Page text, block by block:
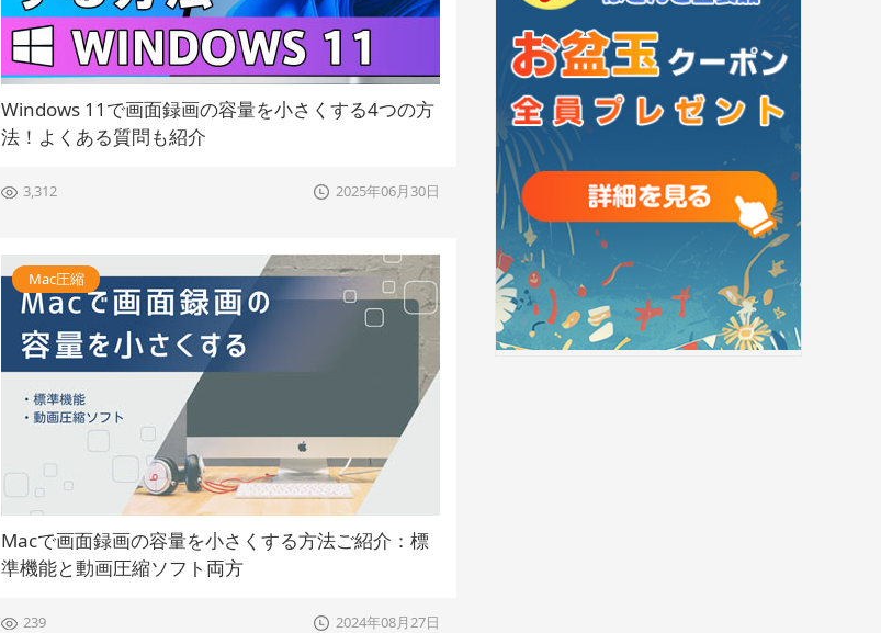
Windows 11で画面録画の容量を小さくする4つの方
法！よくある質問も紹介
3,312 2025年06月30日
Mac圧縮
Macで画面録画の容量を小さくする方法ご紹介：標
準機能と動画圧縮ソフト両方
239 2024年08月27日